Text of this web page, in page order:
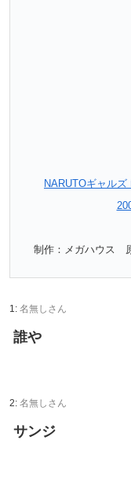
NARUTOギャルズ
制作：メガハウス
1: 名無しさん
誰や
2: 名無しさん
サンジ